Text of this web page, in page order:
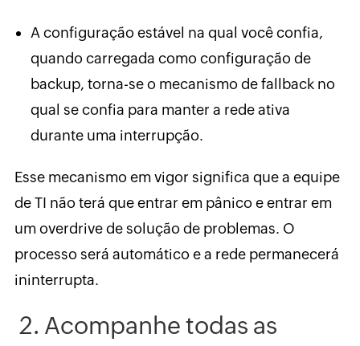
A configuração estável na qual você confia,
quando carregada como configuração de
backup, torna-se o mecanismo de fallback no
qual se confia para manter a rede ativa
durante uma interrupção.
Esse mecanismo em vigor significa que a equipe
de TI não terá que entrar em pânico e entrar em
um overdrive de solução de problemas. O
processo será automático e a rede permanecerá
ininterrupta.
2. Acompanhe todas as